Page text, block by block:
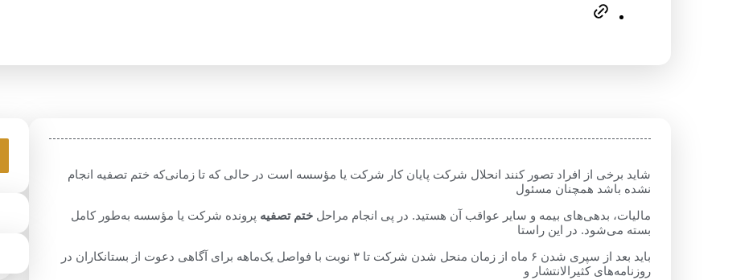
شاید برخی از افراد تصور کنند انحلال شرکت پایان کار شرکت یا مؤسسه است در حالی‌ که تا زمانی‌که ختم تصفیه انجام
‌نشده باشد همچنان مسئول
مالیات، بدهی‌های بیمه و سایر عواقب آن هستید. در پی انجام مراحل ختم تصفیه پرونده شرکت یا مؤسسه به‌طور کامل
بسته می‌شود. در این‌ راستا
باید بعد از سپری شدن ۶ ماه از زمان منحل شدن شرکت تا ۳ نوبت با فواصل یک‌ماهه برای آگاهی دعوت از بستانکاران در
روزنامه‌های کثیرالانتشار و